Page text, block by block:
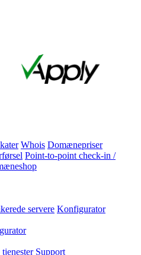
Whois Domænepriser
Point-to-point check-in /
servere Konfigurator
Support